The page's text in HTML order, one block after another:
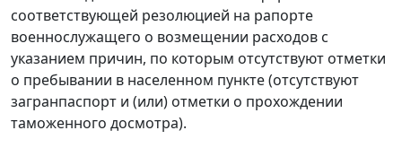
соответствующей резолюцией на рапорте
военнослужащего о возмещении расходов с
указанием причин, по которым отсутствуют отметки
о пребывании в населенном пункте (отсутствуют
загранпаспорт и (или) отметки о прохождении
таможенного досмотра).